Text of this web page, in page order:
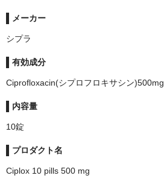
メーカー
シプラ
有効成分
Ciprofloxacin(シプロフロキサシン)500mg
内容量
10錠
プロダクト名
Ciplox 10 pills 500 mg